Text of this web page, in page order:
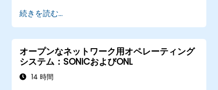
ファイル共有、バックアップ、ユーザーデー
タの管理を適切に行う
ABMおよびMDMを用いてAppleデバイスを管
理する
一般的なAppleデバイスの問題解決のための
トラブルシューティングツールを活用する
続きを読む...
オープンなネットワーク用オペレーティング
システム：SONiCおよびONL
14 時間